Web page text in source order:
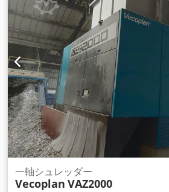
一軸シュレッダー
Vecoplan VAZ2000